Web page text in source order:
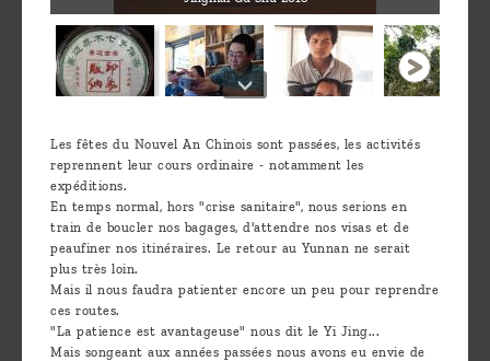
Les fêtes du Nouvel An Chinois sont passées, les activités
reprennent leur cours ordinaire - notamment les
expéditions.
En temps normal, hors "crise sanitaire", nous serions en
train de boucler nos bagages, d'attendre nos visas et de
peaufiner nos itinéraires. Le retour au Yunnan ne serait
plus très loin.
Mais il nous faudra patienter encore un peu pour reprendre
ces routes.
"La patience est avantageuse" nous dit le Yi Jing...
Mais songeant aux années passées nous avons eu envie de